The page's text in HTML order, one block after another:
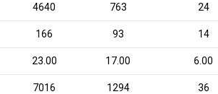
4640 763 24
166 93 14
23.00 17.00 6.00
7016 1294 36